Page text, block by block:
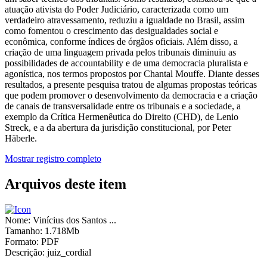
atuação ativista do Poder Judiciário, caracterizada como um
verdadeiro atravessamento, reduziu a igualdade no Brasil, assim
como fomentou o crescimento das desigualdades social e
econômica, conforme índices de órgãos oficiais. Além disso, a
criação de uma linguagem privada pelos tribunais diminuiu as
possibilidades de accountability e de uma democracia pluralista e
agonística, nos termos propostos por Chantal Mouffe. Diante desses
resultados, a presente pesquisa tratou de algumas propostas teóricas
que podem promover o desenvolvimento da democracia e a criação
de canais de transversalidade entre os tribunais e a sociedade, a
exemplo da Crítica Hermenêutica do Direito (CHD), de Lenio
Streck, e a da abertura da jurisdição constitucional, por Peter
Häberle.
Mostrar registro completo
Arquivos deste item
Nome: Vinícius dos Santos ...
Tamanho: 1.718Mb
Formato: PDF
Descrição: juiz_cordial